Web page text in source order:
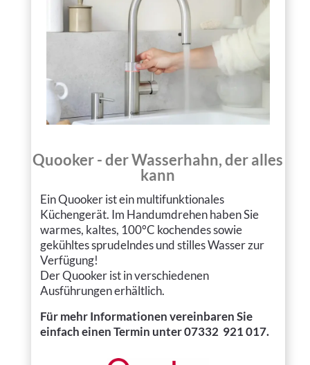
Quooker - der Wasserhahn, der alles
kann
Ein Quooker ist ein multifunktionales
Küchengerät. Im Handumdrehen haben Sie
warmes, kaltes, 100°C kochen­des sowie
gekühl­tes sprudeln­des und stilles Wasser zur
Verfügung!
Der Quooker ist in verschiedenen
Ausführungen erhältlich.
Für mehr Informationenvereinbaren Sie
einfach einen Termin unter 07332 921 017.